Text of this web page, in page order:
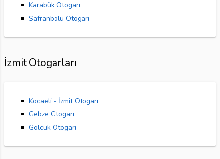
Karabük Otogarı
Safranbolu Otogarı
İzmit Otogarları
Kocaeli - İzmit Otogarı
Gebze Otogarı
Gölcük Otogarı